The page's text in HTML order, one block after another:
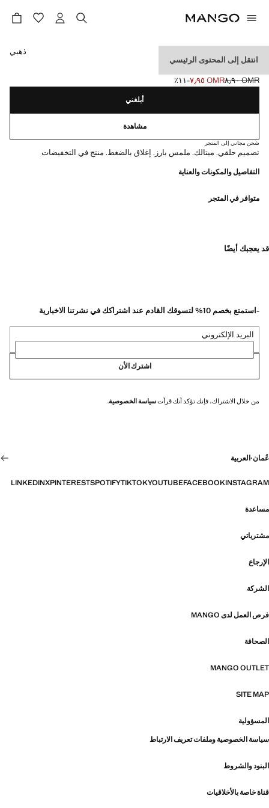
انتقل إلى المحتوى الرئيسي
قرط حلقي منقوش
السعر الأول محذوف [OMR ٨٫٩٠ ]
OMR ٨٫٩٠
السعر الحالي [OMR ٧٫٩٥ ]
OMR ٧٫٩٥ ؜-١١٪؜
حدد اللون
ذهبي
أبلغني
مشاهدة
شحن مجاني إلى المتجر
تصميم حلقي. ميتالك. ملمس بارز. إغلاق بالضغط. منتج في التخفيضات
التفاصيل والمكونات والعناية
متوافر في المتجر
قد يعجبك أيضًا
-استمتع بخصم 10% لتسوقك القادم عند اشتراكك في نشرتنا الاخبارية
البريد الإلكتروني
اشترك الأن
من خلال الاشتراك، فإنك تؤكد أنك قرأتسياسة الخصوصية.
عُمان·العربية
INSTAGRAM
FACEBOOK
YOUTUBE
TIKTOK
SPOTIFY
PINTEREST
X
LINKEDIN
مساعدة
مشترياتي
الإرجاع
الشركة
فرص العمل لدى MANGO
الصحافة
MANGO OUTLET
SITE MAP
المسؤولية
سياسة الخصوصية وملفات تعريف الارتباط
البنود والشروط
قناة خاصة بالأخلاقيات